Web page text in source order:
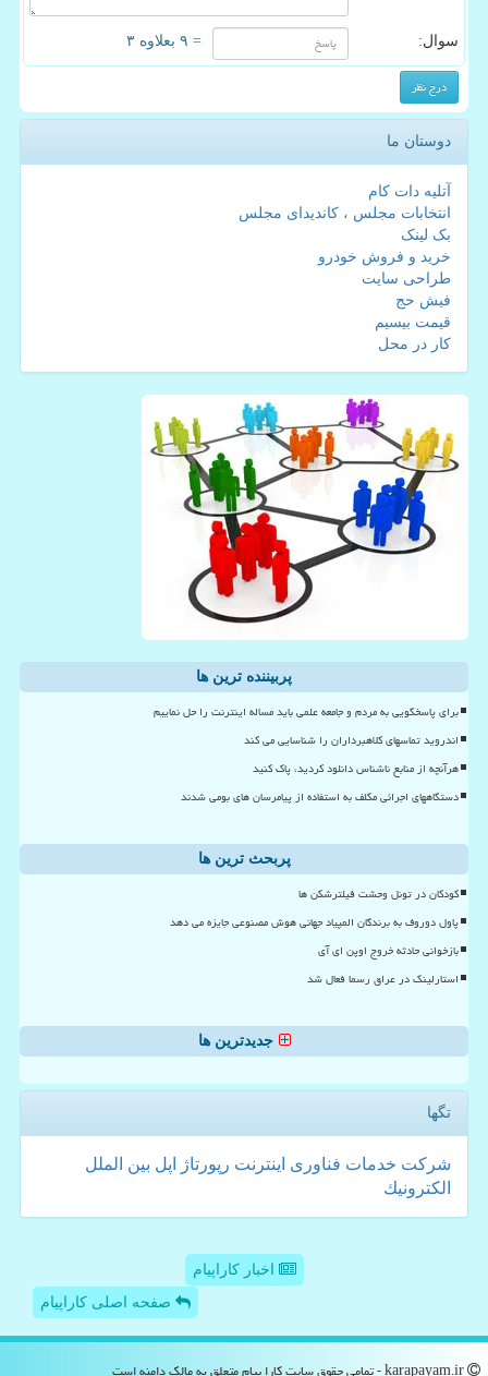
سوال: = ۹ بعلاوه ۳
دوستان ما
آتلیه دات کام
انتخابات مجلس ، کاندیدای مجلس
بک لینک
خرید و فروش خودرو
طراحی سایت
فیش حج
قیمت بیسیم
کار در محل
پربیننده ترین ها
برای پاسخگویی به مردم و جامعه علمی باید مساله اینترنت را حل نماییم
اندروید تماسهای کلاهبرداران را شناسایی می کند
هرآنچه از منابع ناشناس دانلود کردید، پاک کنید
دستگاههای اجرائی مکلف به استفاده از پیامرسان های بومی شدند
پربحث ترین ها
کودکان در تونل وحشت فیلترشکن ها
پاول دوروف به برندگان المپیاد جهانی هوش مصنوعی جایزه می دهد
بازخوانی حادثه خروج اوپن ای آی
استارلینک در عراق رسما فعال شد
جدیدترین ها
تگها
شركت خدمات فناوری اینترنت رپورتاژ اپل بین الملل
الكترونیك
اخبار کاراپیام
صفحه اصلی کاراپیام